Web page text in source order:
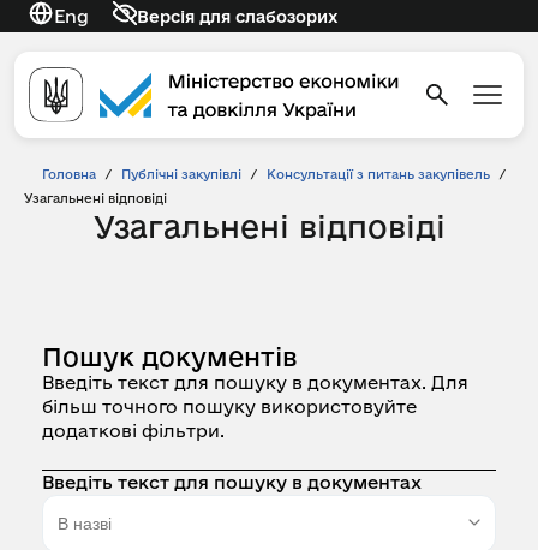
Eng Версія для слабозорих
Головна / Публічні закупівлі / Консультації з питань закупівель
/
Узагальнені відповіді
Узагальнені відповіді
Пошук документів
Введіть текст для пошуку в документах. Для
більш точного пошуку використовуйте
додаткові фільтри.
Введіть текст для пошуку в документах